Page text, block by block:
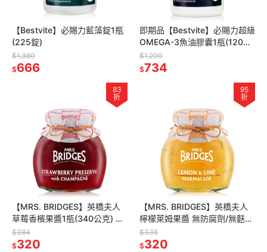
【Bestvite】必賜力藍藻錠1瓶
(225錠)
$1,380
$666
即期品【Bestvite】必賜力超級
OMEGA-3魚油膠囊1瓶(120顆)
2027/05
$1,200
$734
83
折
【MRS. BRIDGES】英橋夫人
草莓香檳果醬1瓶(340公克) 無
防腐劑/無麩質/英國原瓶原裝
$384
$320
95
折
【MRS. BRIDGES】英橋夫人
檸檬萊姆果醬 無防腐劑/無麩
質/英國原瓶原裝
$336
$320